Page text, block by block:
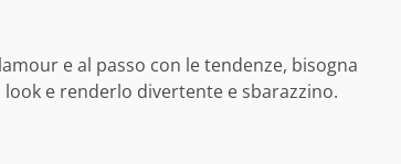
e al passo con le tendenze, bisogna
e renderlo divertente e sbarazzino.